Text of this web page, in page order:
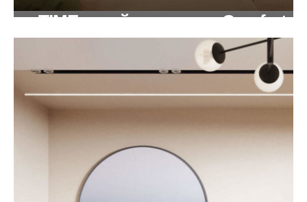
TIME дизайн квартири Сomfort
Сontemporary